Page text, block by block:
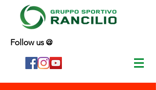
Follow us @